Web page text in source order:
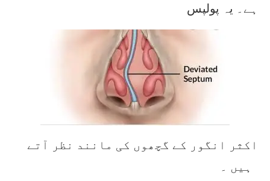
ہے۔ یہ پولپس
اکثر انگور کے گچھوں کی مانند نظر آتے